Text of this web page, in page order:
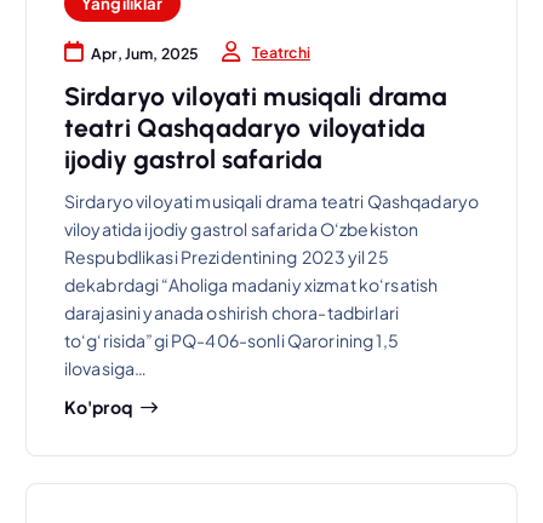
Apr, Jum, 2025 Teatrchi
Sirdaryo viloyati musiqali drama
teatri Qashqadaryo viloyatida
ijodiy gastrol safarida
Sirdaryo viloyati musiqali drama teatri Qashqadaryo
viloyatida ijodiy gastrol safarida O‘zbekiston
Respubdlikasi Prezidentining 2023 yil 25
dekabrdagi “Aholiga madaniy xizmat ko‘rsatish
darajasini yanada oshirish chora-tadbirlari
to‘g‘risida”gi PQ-406-sonli Qarorining 1,5
ilovasiga…
Ko'proq